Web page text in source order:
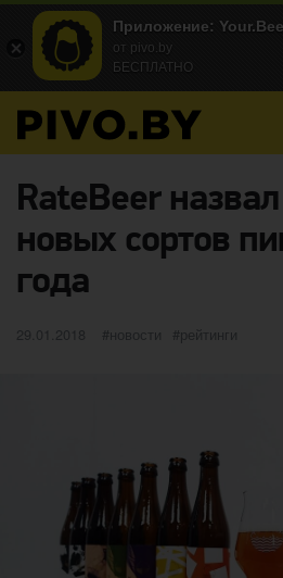
RateBeer
новых сортов
года
Опубликовано
29.01.2018 категории
новости Метки
рейтинги
Приложение:
от pivo.by
БЕСПЛАТНО